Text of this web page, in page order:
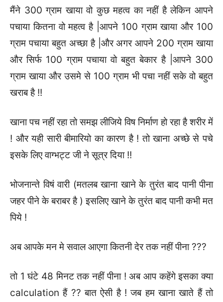
मैंने 300 ग्राम खाया वो कुछ महत्व का नहीं है लेकिन आपने
पचाया कितना वो महत्व है |आपने 100 ग्राम खाया और 100
ग्राम पचाया बहुत अच्छा है |और अगर आपने 200 ग्राम खाया
और सिर्फ 100 ग्राम पचाया वो बहुत बेकार है |आपने 300
ग्राम खाया और उसमे से 100 ग्राम भी पचा नहीं सके वो बहुत
खराब है !!
खाना पच नहीं रहा तो समझ लीजिये विष निर्माण हो रहा है शरीर में
! और यही सारी बीमारियो का कारण है ! तो खाना अच्छे से पचे
इसके लिए वाग्भट्ट जी ने सूत्र दिया !!
भोजनान्ते विषं वारी (मतलब खाना खाने के तुरंत बाद पानी पीना
जहर पीने के बराबर है ) इसलिए खाने के तुरंत बाद पानी कभी मत
पिये !
अब आपके मन मे सवाल आएगा कितनी देर तक नहीं पीना ???
तो 1 घंटे 48 मिनट तक नहीं पीना ! अब आप कहेंगे इसका क्या
calculation हैं ?? बात ऐसी है ! जब हम खाना खाते हैं तो